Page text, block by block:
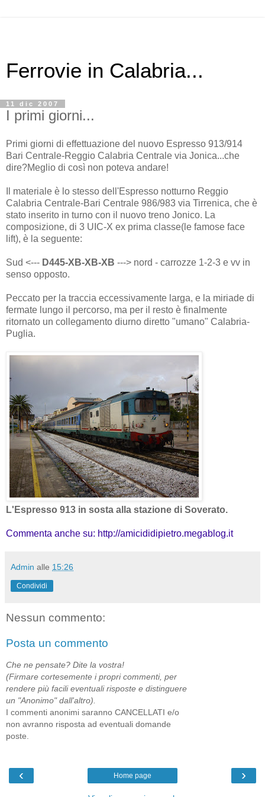
Ferrovie in Calabria...
11 dic 2007
I primi giorni...
Primi giorni di effettuazione del nuovo Espresso 913/914
Bari Centrale-Reggio Calabria Centrale via Jonica...che
dire?Meglio di così non poteva andare!
Il materiale è lo stesso dell'Espresso notturno Reggio
Calabria Centrale-Bari Centrale 986/983 via Tirrenica, che è
stato inserito in turno con il nuovo treno Jonico. La
composizione, di 3 UIC-X ex prima classe(le famose face
lift), è la seguente:
Sud <--- D445-XB-XB-XB ---> nord - carrozze 1-2-3 e vv in
senso opposto.
Peccato per la traccia eccessivamente larga, e la miriade di
fermate lungo il percorso, ma per il resto è finalmente
ritornato un collegamento diurno diretto "umano" Calabria-
Puglia.
L'Espresso 913 in sosta alla stazione di Soverato.
Commenta anche su: http://amicididipietro.megablog.it
Admin alle 15:26
Condividi
Nessun commento:
Posta un commento
Che ne pensate? Dite la vostra!
(Firmare cortesemente i propri commenti, per
rendere più facili eventuali risposte e distinguere
un "Anonimo" dall'altro).
I commenti anonimi saranno CANCELLATI e/o
non avranno risposta ad eventuali domande
poste.
‹ ›
Home page